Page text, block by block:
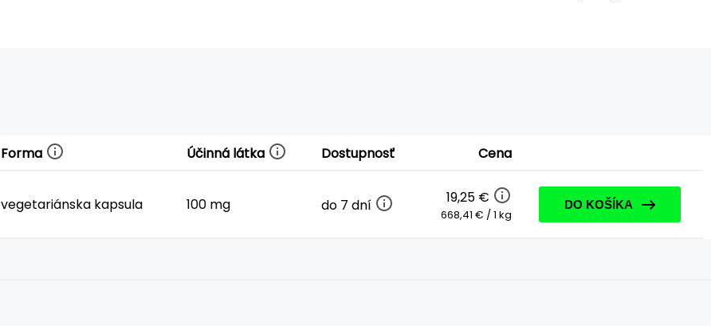
Forma Účinná látka Dostupnosť Cena
vegetariánska kapsula 100 mg do 7 dní 19,25 €
668,41 € / 1 kg
DO KOŠÍKA